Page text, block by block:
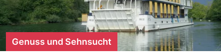
Genuss und Sehnsucht